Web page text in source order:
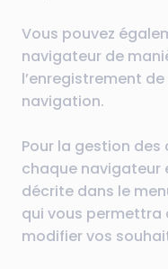
Vous pouvez
navigateur de
l’enregistrement
navigation.
Pour la gestion
chaque navigateur
décrite dans le
qui vous permettra
modifier vos